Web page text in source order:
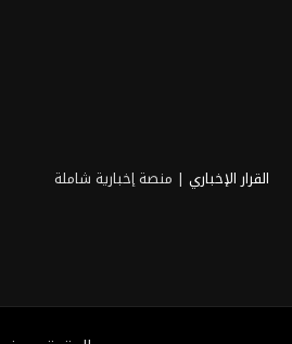
القرار الإخباري | منصة إخبارية شاملة